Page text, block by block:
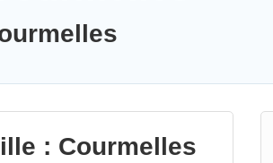
: Courmelles